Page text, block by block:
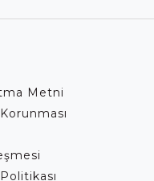
Metni